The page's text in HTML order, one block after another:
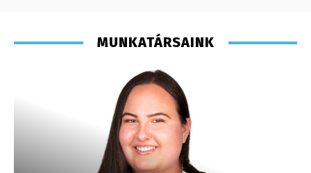
MUNKATÁRSAINK